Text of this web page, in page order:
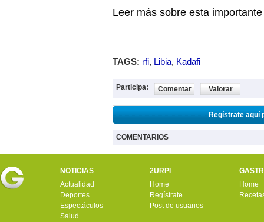
Leer más sobre esta
TAGS: rfi, Libia, Kadafi
Participa: Comentar Valorar
Regístrate aquí
COMENTARIOS
NOTICIAS
Actualidad
Deportes
Espectáculos
Salud
2URPI
Home
Regístrate
Post de usuarios
Home